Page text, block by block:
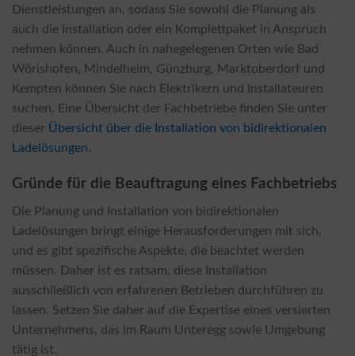
Dienstleistungen an, sodass Sie sowohl die Planung als
auch die Installation oder ein Komplettpaket in Anspruch
nehmen können. Auch in nahegelegenen Orten wie Bad
Wörishofen, Mindelheim, Günzburg, Marktoberdorf und
Kempten können Sie nach Elektrikern und Installateuren
suchen. Eine Übersicht der Fachbetriebe finden Sie unter
dieser Übersicht über die Installation von bidirektionalen
Ladelösungen.
Gründe für die Beauftragung eines Fachbetriebs
Die Planung und Installation von bidirektionalen
Ladelösungen bringt einige Herausforderungen mit sich,
und es gibt spezifische Aspekte, die beachtet werden
müssen. Daher ist es ratsam, diese Installation
ausschließlich von erfahrenen Betrieben durchführen zu
lassen. Setzen Sie daher auf die Expertise eines versierten
Unternehmens, das im Raum Unteregg sowie Umgebung
tätig ist.